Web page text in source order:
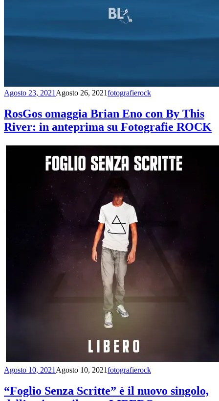
Agosto 23, 2021 Agosto 26, 2021fotografierock
RosGos omaggia Brian Eno con By This
River: in anteprima su Fotografie ROCK
Agosto 10, 2021 Agosto 10, 2021fotografierock
“Foglio Senza Scritte” è il nuovo singolo,